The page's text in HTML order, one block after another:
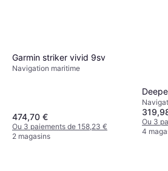
Garmin striker vivid 9sv
Navigation maritime
474,70 €
Ou 3 paiements de 158,23 €
2 magasins
Ou 3
4